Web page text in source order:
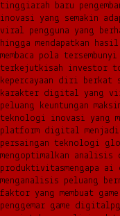
tinggiarah baru
inovasi yang semakin
viral pengguna yang
hingga mendapatkan
membaca pola
terkejutkisah investor
kepercayaan diri
karakter digital yang
peluang keuntungan
teknologi inovasi yang
platform digital menjadi
persaingan teknologi
mengoptimalkan analisis
produktivitasmengapa
menganalisis peluang
faktor yang membuat
penggemar game digital